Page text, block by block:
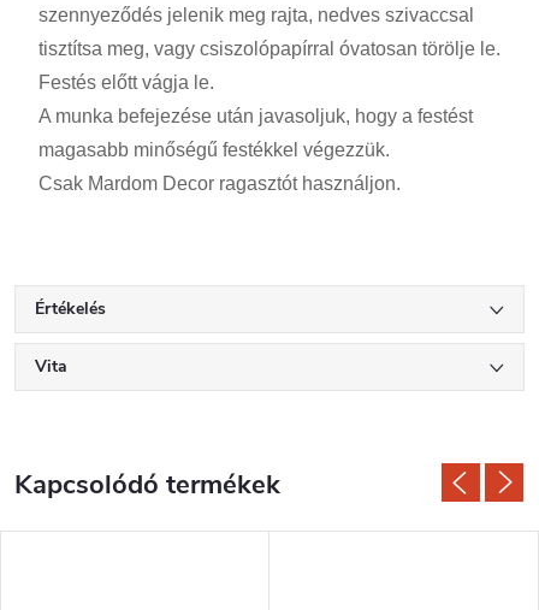
szennyeződés jelenik meg rajta, nedves szivaccsal
tisztítsa meg, vagy csiszolópapírral óvatosan törölje le.
Festés előtt vágja le.
A munka befejezése után javasoljuk, hogy a festést
magasabb minőségű festékkel végezzük.
Csak Mardom Decor ragasztót használjon.
Értékelés
Vita
Kapcsolódó termékek